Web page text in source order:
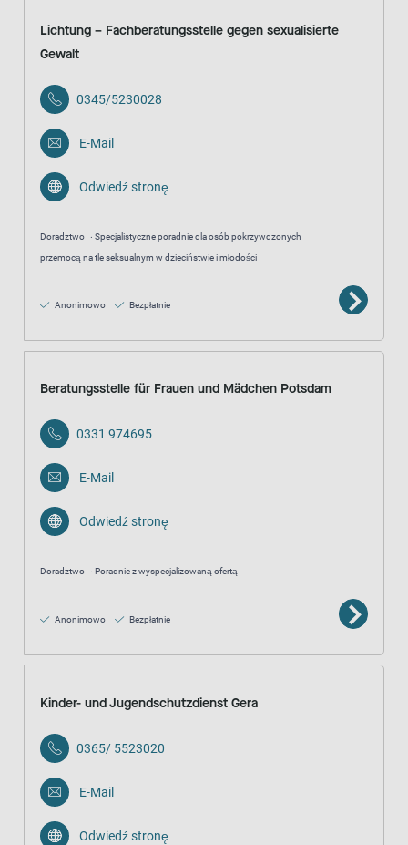
Lichtung – Fachberatungsstelle gegen sexualisierte
Gewalt
0345/5230028
E-Mail
Odwiedź stronę
Doradztwo
Specjalistyczne poradnie dla osób pokrzywdzonych
przemocą na tle seksualnym w dzieciństwie i młodości
Anonimowo Bezpłatnie
Beratungsstelle für Frauen und Mädchen Potsdam
0331 974695
E-Mail
Odwiedź stronę
Doradztwo Poradnie z wyspecjalizowaną ofertą
Anonimowo Bezpłatnie
Kinder- und Jugendschutzdienst Gera
0365/ 5523020
E-Mail
Odwiedź stronę